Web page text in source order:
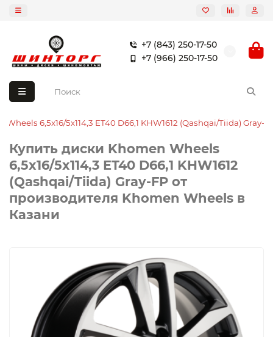
+7 (843) 250-17-50
+7 (966) 250-17-50
Wheels 6,5x16/5x114,3 ET40 D66,1 KHW1612 (Qashqai/Tiida) Gray-
Купить диски Khomen Wheels
6,5x16/5x114,3 ET40 D66,1 KHW1612
(Qashqai/Tiida) Gray-FP от
производителя Khomen Wheels в
Казани